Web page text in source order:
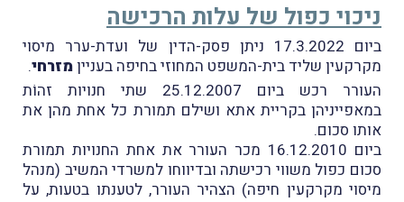
ניכוי כפול של עלות הרכישה
ביום 17.3.2022 ניתן פסק-הדין של ועדת-ערר מיסוי
מקרקעין שליד בית-המשפט המחוזי בחיפה בענייןמזרחי.
העורר רכש ביום 25.12.2007 שתי חנויות זהוֹת
במאפייניהן בקריית אתא ושילם תמורת כל אחת מהן את
אותו סכום.
ביום 16.12.2010 מכר העורר את אחת החנויות תמורת
סכום כפול משווי רכישתה ובדיווחו למשרדי המשיב (מנהל
מיסוי מקרקעין חיפה) הצהיר העורר, לטענתו בטעות, על